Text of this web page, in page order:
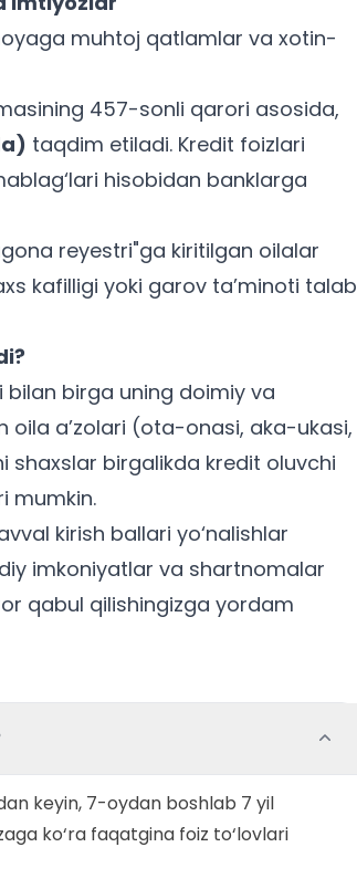
muhtoj qatlamlar va xotin-
457-sonli qarori asosida,
taqdim etiladi. Kredit foizlari
hisobidan banklarga
reyestri"ga kiritilgan oilalar
kafilligi yoki garov ta’minoti talab
bilan birga uning doimiy va
a’zolari (ota-onasi, aka-ukasi,
shaxslar birgalikda kredit oluvchi
mumkin.
kirish ballari yo‘nalishlar
imkoniyatlar va shartnomalar
qabul qilishingizga yordam
keyin, 7-oydan boshlab 7 yil
ko‘ra faqatgina foiz to‘lovlari